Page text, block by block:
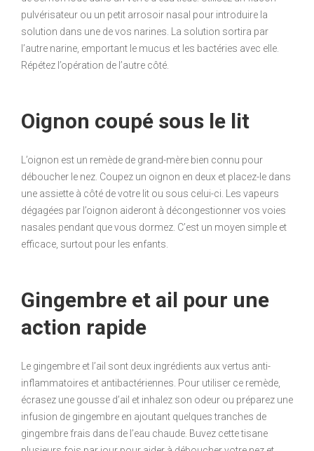
pulvérisateur ou un petit arrosoir nasal pour introduire la
solution dans une de vos narines. La solution sortira par
l’autre narine, emportant le mucus et les bactéries avec elle.
Répétez l’opération de l’autre côté.
Oignon coupé sous le lit
L’oignon est un remède de grand-mère bien connu pour
déboucher le nez. Coupez un oignon en deux et placez-le dans
une assiette à côté de votre lit ou sous celui-ci. Les vapeurs
dégagées par l’oignon aideront à décongestionner vos voies
nasales pendant que vous dormez. C’est un moyen simple et
efficace, surtout pour les enfants.
Gingembre et ail pour une
action rapide
Le gingembre et l’ail sont deux ingrédients aux vertus anti-
inflammatoires et antibactériennes. Pour utiliser ce remède,
écrasez une gousse d’ail et inhalez son odeur ou préparez une
infusion de gingembre en ajoutant quelques tranches de
gingembre frais dans de l’eau chaude. Buvez cette tisane